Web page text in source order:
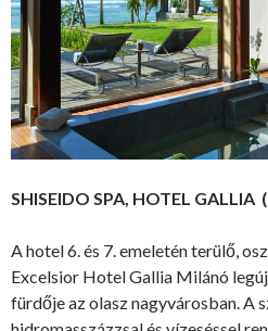
SHISEIDO SPA, HOTEL
A hotel 6. és 7. emeletén terülő,
Excelsior Hotel Gallia Milánó
fürdője az olasz nagyvárosban. A